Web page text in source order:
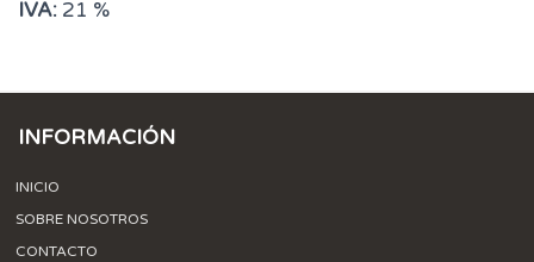
IVA: 21 %
INFORMACIÓN
INICIO
SOBRE NOSOTROS
CONTACTO